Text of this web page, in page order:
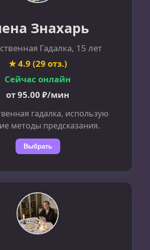
Знахарь
Гадалка, 15 лет
★ 4.9 (29 отз.)
Сейчас онлайн
от 95.00 ₽/мин
гадалка, использую
методы предсказания.
Выбрать